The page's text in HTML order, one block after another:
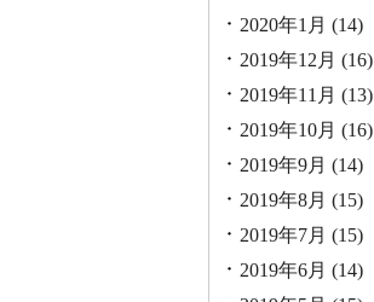
2020年1月 (14)
2019年12月 (16)
2019年11月 (13)
2019年10月 (16)
2019年9月 (14)
2019年8月 (15)
2019年7月 (15)
2019年6月 (14)